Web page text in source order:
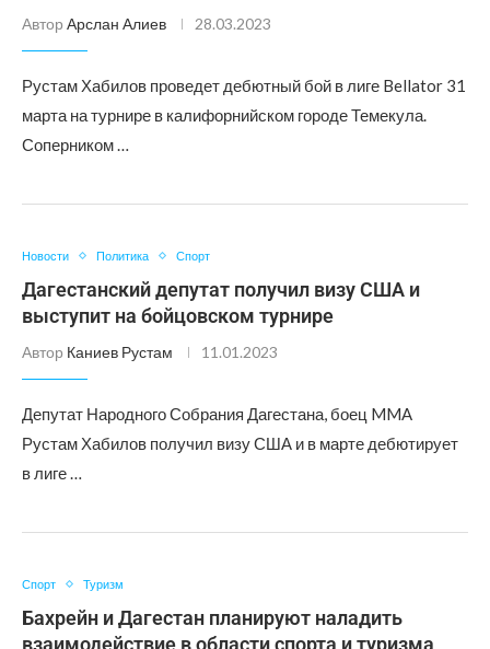
Автор Арслан Алиев 28.03.2023
Рустам Хабилов проведет дебютный бой в лиге Bellator 31
марта на турнире в калифорнийском городе Темекула.
Соперником …
Новости Политика Спорт
Дагестанский депутат получил визу США и
выступит на бойцовском турнире
Автор Каниев Рустам 11.01.2023
Депутат Народного Собрания Дагестана, боец MMA
Рустам Хабилов получил визу США и в марте дебютирует
в лиге …
Спорт Туризм
Бахрейн и Дагестан планируют наладить
взаимодействие в области спорта и туризма